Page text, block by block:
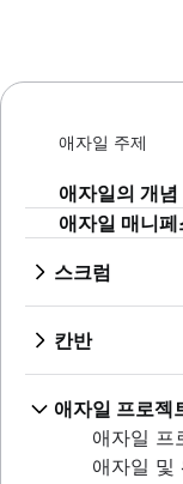
애자일 주제
애자일의 개념
애자일 매니
스크럼
스크럼이
제품 백로
스프린트
스탠드업
칸반
칸반이란
칸반 보드
WIP 제한
칸반 및
애자일 프로젝
애자일 프
애자일 및